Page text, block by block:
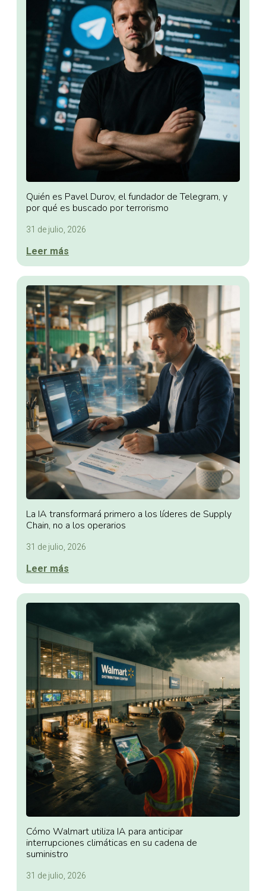
Quién es Pavel Durov, el fundador de Telegram, y
por qué es buscado por terrorismo
31 de julio, 2026
Leer más
La IA transformará primero a los líderes de Supply
Chain, no a los operarios
31 de julio, 2026
Leer más
Cómo Walmart utiliza IA para anticipar
interrupciones climáticas en su cadena de
suministro
31 de julio, 2026